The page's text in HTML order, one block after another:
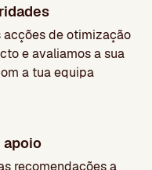
de otimização
e avaliamos a sua
a tua equipa
apoio
recomendações a